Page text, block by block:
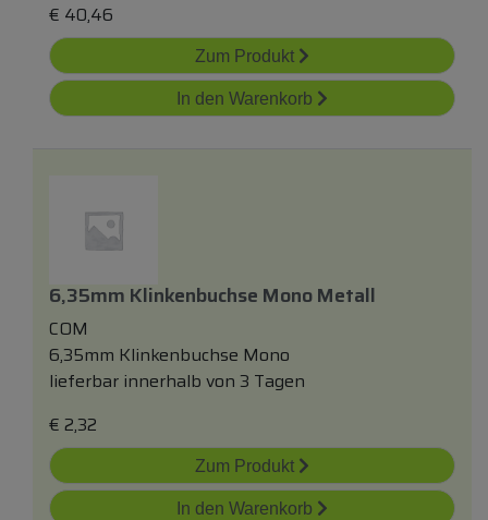
€ 40,46
Zum Produkt
In den Warenkorb
6,35mm Klinkenbuchse Mono Metall
COM
6,35mm Klinkenbuchse Mono
lieferbar innerhalb von 3 Tagen
€ 2,32
Zum Produkt
In den Warenkorb